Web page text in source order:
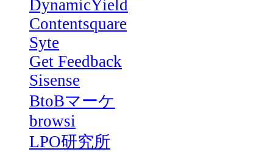
DynamicYield
Contentsquare
Syte
Get Feedback
Sisense
BtoBマーケ
browsi
LPO研究所